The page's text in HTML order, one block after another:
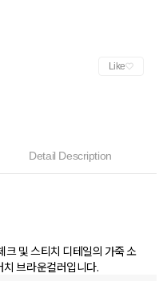
Like
Detail Description
크 및 스티치 디테일의 가죽 소
브라운컬러입니다.